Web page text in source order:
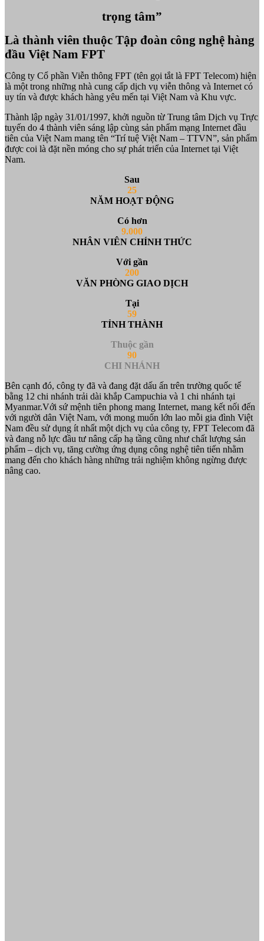
trọng tâm”
Là thành viên thuộc Tập đoàn công nghệ hàng
đầu Việt Nam FPT
Công ty Cổ phần Viễn thông FPT (tên gọi tắt là FPT Telecom) hiện
là một trong những nhà cung cấp dịch vụ viễn thông và Internet có
uy tín và được khách hàng yêu mến tại Việt Nam và Khu vực.
Thành lập ngày 31/01/1997, khởi nguồn từ Trung tâm Dịch vụ Trực
tuyến do 4 thành viên sáng lập cùng sản phẩm mạng Internet đầu
tiên của Việt Nam mang tên “Trí tuệ Việt Nam – TTVN”, sản phẩm
được coi là đặt nền móng cho sự phát triển của Internet tại Việt
Nam.
Sau
25
NĂM HOẠT ĐỘNG
Có hơn
9.000
NHÂN VIÊN CHÍNH THỨC
Với gần
200
VĂN PHÒNG GIAO DỊCH
Tại
59
TỈNH THÀNH
Thuộc gần
90
CHI NHÁNH
Bên cạnh đó, công ty đã và đang đặt dấu ấn trên trường quốc tế
bằng 12 chi nhánh trải dài khắp Campuchia và 1 chi nhánh tại
Myanmar.Với sứ mệnh tiên phong mang Internet, mang kết nối đến
với người dân Việt Nam, với mong muốn lớn lao mỗi gia đình Việt
Nam đều sử dụng ít nhất một dịch vụ của công ty, FPT Telecom đã
và đang nỗ lực đầu tư nâng cấp hạ tầng cũng như chất lượng sản
phẩm – dịch vụ, tăng cường ứng dụng công nghệ tiên tiến nhằm
mang đến cho khách hàng những trải nghiệm không ngừng được
nâng cao.